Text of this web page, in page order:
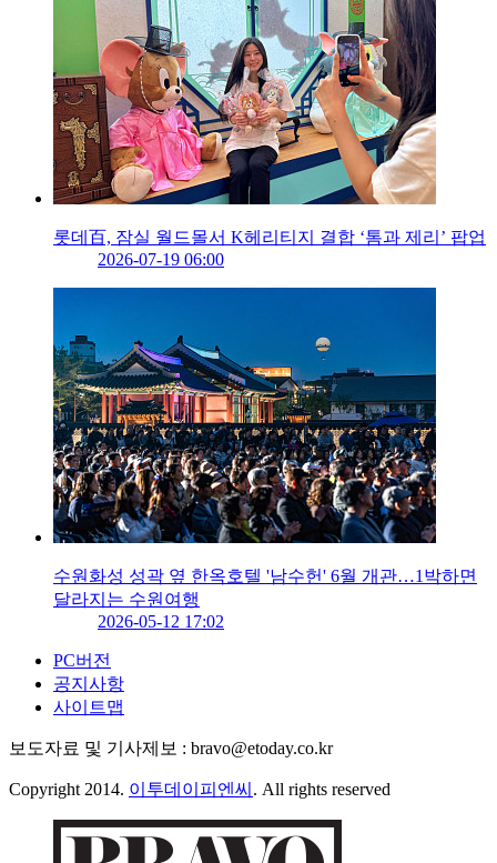
롯데百, 잠실 월드몰서 K헤리티지 결합 ‘톰과 제리’ 팝업
2026-07-19 06:00
수원화성 성곽 옆 한옥호텔 '남수헌' 6월 개관…1박하면
달라지는 수원여행
2026-05-12 17:02
PC버전
공지사항
사이트맵
보도자료 및 기사제보 : bravo@etoday.co.kr
Copyright 2014. 이투데이피엔씨 . All rights reserved